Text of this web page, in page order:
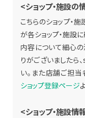
<ショップ・施設の
こちらのショップ・
が各ショップ・施設
内容について細心の
りがございましたら、
い。また店舗ご担
ショップ登録ページ
<ショップ・施設情